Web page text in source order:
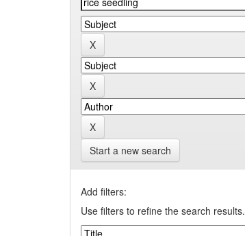
Start a new search
Add filters:
Use filters to refine the search results.